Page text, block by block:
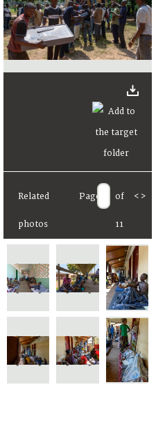
Related
photos
Page of
11
< >